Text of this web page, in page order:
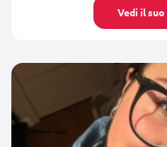
Vedi il